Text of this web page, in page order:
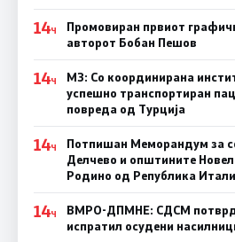
14Ч
Промовиран првиот
авторот Бобан Пешов
14Ч
МЗ: Со координирана
успешно транспортиран
повреда од Турција
14Ч
Потпишан Меморандум за
Делчево и општините
Родино од Република
14Ч
ВМРО-ДПМНЕ: СДСM
испратил осудени